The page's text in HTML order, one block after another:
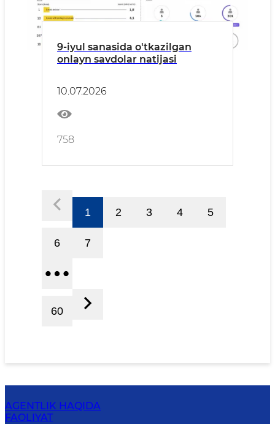
9-iyul sanasida o'tkazilgan
onlayn savdolar natijasi
10.07.2026
758
1 2 3 4 5
6 7
60
AGENTLIK HAQIDA
FAOLIYAT